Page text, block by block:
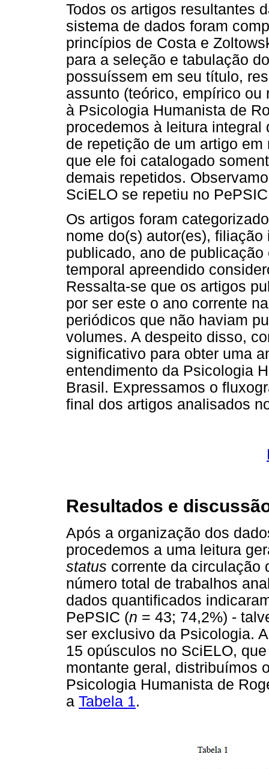
Todos os artigos resultantes
sistema de dados foram
princípios de Costa e
para a seleção e tabulação
possuíssem em seu título,
assunto (teórico, empírico
à Psicologia Humanista de
procedemos à leitura
de repetição de um artigo
que ele foi catalogado
demais repetidos.
SciELO se repetiu no
Os artigos foram
nome do(s) autor(es),
publicado, ano de
temporal apreendido
Ressalta-se que os artigos
por ser este o ano corrente
periódicos que não haviam
volumes. A despeito disso,
significativo para obter uma
entendimento da Psicologia
Brasil. Expressamos o
final dos artigos analisados
Resultados e
Após a organização dos
procedemos a uma leitura
status corrente da circulação
número total de trabalhos
dados quantificados
PePSIC (n = 43; 74,2%) -
ser exclusivo da Psicologia.
15 opúsculos no SciELO,
montante geral, distribuímos
Psicologia Humanista de
a Tabela 1.